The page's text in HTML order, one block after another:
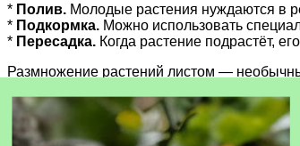
* Полив. Молодые растения нуждаются в
* Подкормка. Можно использовать
* Пересадка. Когда растение подрастёт,
Размножение растений листом —
Статьи